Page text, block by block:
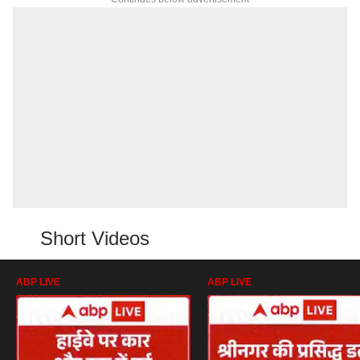
Short Videos
ABP LIVE ABP LIVE